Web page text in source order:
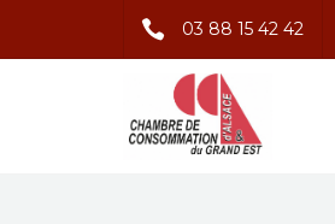
03 88 15 42 42